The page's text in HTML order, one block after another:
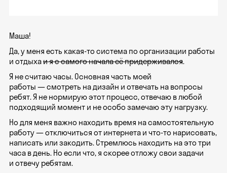
Маша!
Да, у меня есть какая-то система по организации работы
и отдыхаи я с самого начала её придерживался.
Я не считаю часы. Основная часть моей
работы — смотреть на дизайн и отвечать на вопросы
ребят. Я не нормирую этот процесс, отвечаю в любой
подходящий момент и не особо замечаю эту нагрузку.
Но для меня важно находить время на самостоятельную
работу — отключиться от интернета и что-то нарисовать,
написать или закодить. Стремлюсь находить на это три
часа в день. Но если что, я скорее отложу свои задачи
и отвечу ребятам.